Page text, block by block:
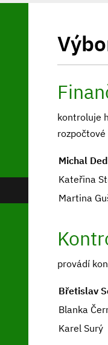
kontroluje
rozpočtové
Michal
Kateřina
Martina
provádí
Břetislav
Blanka
Karel Surý